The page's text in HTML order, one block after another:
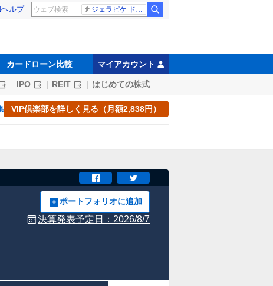
ヘルプ ジェラピケ ドラクエ
カードローン比較 マイアカウント
IPO REIT はじめての株式
VIP倶楽部を詳しく見る（月額2,838円）
ポートフォリオに追加
決算発表予定日： 2026/8/7